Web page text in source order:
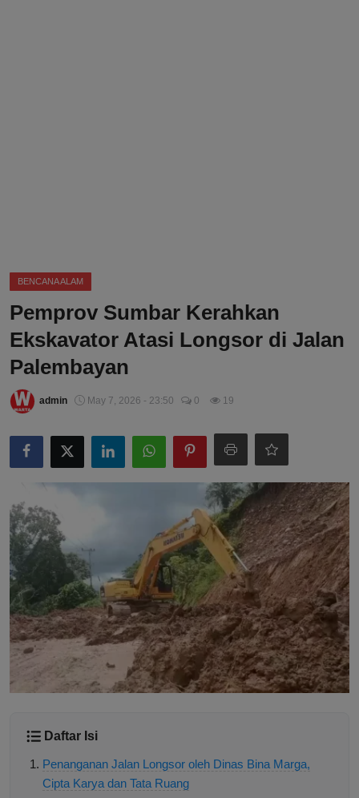
BENCANA ALAM
Pemprov Sumbar Kerahkan
Ekskavator Atasi Longsor di Jalan
Palembayan
admin May 7, 2026 - 23:50 0 19
Daftar Isi
Penanganan Jalan Longsor oleh Dinas Bina Marga,
Cipta Karya dan Tata Ruang